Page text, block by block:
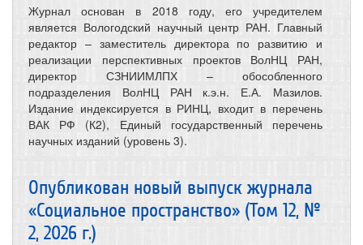
Журнал основан в 2018 году, его учредителем
является Вологодский научный центр РАН. Главный
редактор – заместитель директора по развитию и
реализации перспективных проектов ВолНЦ РАН,
директор СЗНИИМЛПХ – обособленного
подразделения ВолНЦ РАН к.э.н. Е.А. Мазилов.
Издание индексируется в РИНЦ, входит в перечень
ВАК РФ (К2), Единый государственный перечень
научных изданий (уровень 3).
Опубликован новый выпуск журнала
«Социальное пространство» (Том 12, №
2, 2026 г.)